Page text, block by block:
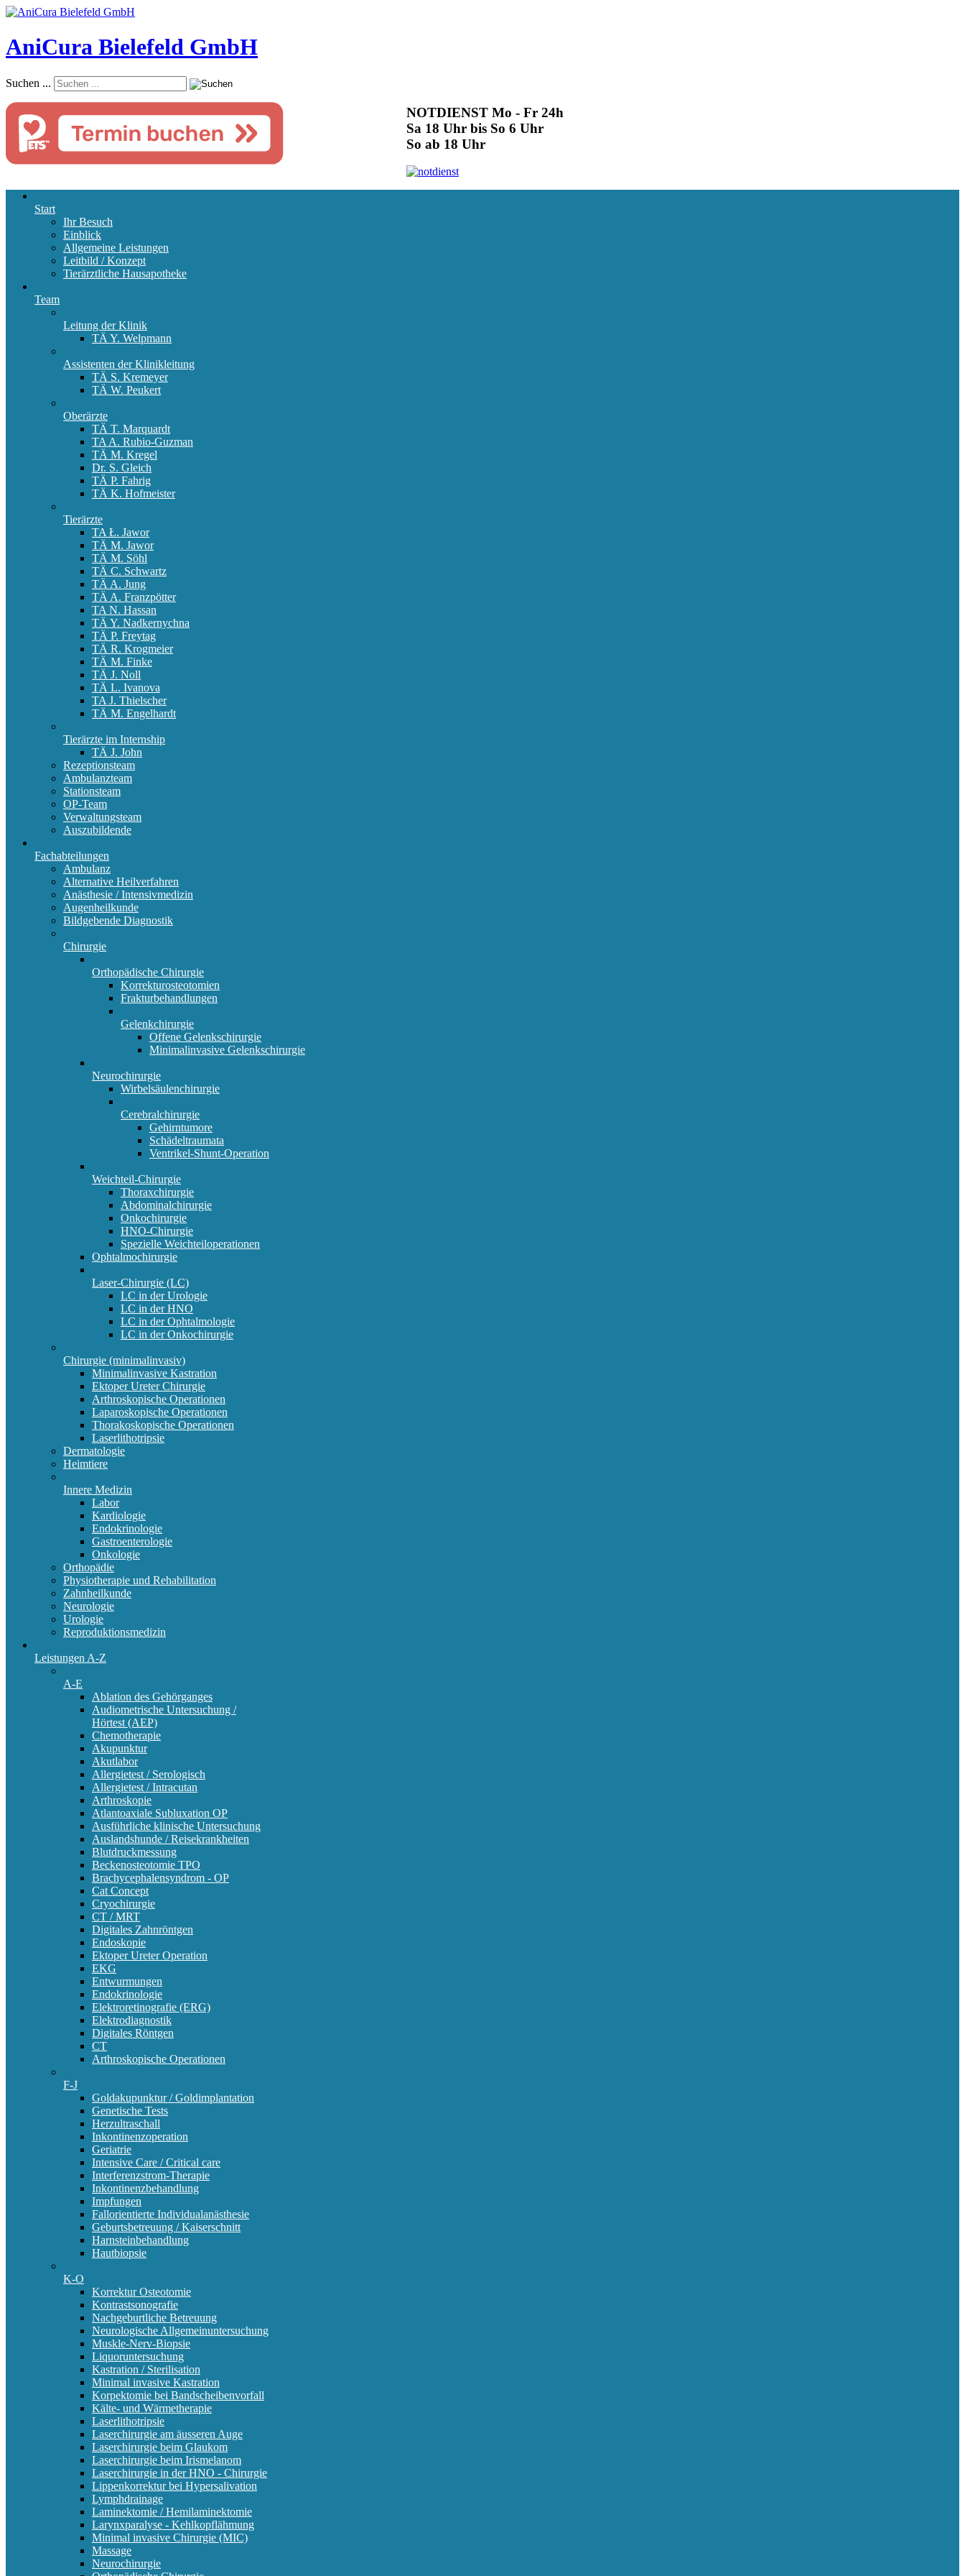
AniCura Bielefeld GmbH
Suchen ...
NOTDIENST Mo - Fr 24h
Sa 18 Uhr bis So 6 Uhr
So ab 18 Uhr
Start
Ihr Besuch
Einblick
Allgemeine Leistungen
Leitbild / Konzept
Tierärztliche Hausapotheke
Team
Leitung der Klinik
TÄ Y. Welpmann
Assistenten der Klinikleitung
TÄ S. Kremeyer
TÄ W. Peukert
Oberärzte
TÄ T. Marquardt
TA A. Rubio-Guzman
TÄ M. Kregel
Dr. S. Gleich
TÄ P. Fahrig
TÄ K. Hofmeister
Tierärzte
TA Ł. Jawor
TÄ M. Jawor
TÄ M. Söhl
TÄ C. Schwartz
TÄ A. Jung
TÄ A. Franzpötter
TA N. Hassan
TÄ Y. Nadkernychna
TÄ P. Freytag
TÄ R. Krogmeier
TÄ M. Finke
TÄ J. Noll
TÄ L. Ivanova
TA J. Thielscher
TÄ M. Engelhardt
Tierärzte im Internship
TÄ J. John
Rezeptionsteam
Ambulanzteam
Stationsteam
OP-Team
Verwaltungsteam
Auszubildende
Fachabteilungen
Ambulanz
Alternative Heilverfahren
Anästhesie / Intensivmedizin
Augenheilkunde
Bildgebende Diagnostik
Chirurgie
Orthopädische Chirurgie
Korrekturosteotomien
Frakturbehandlungen
Gelenkchirurgie
Offene Gelenkschirurgie
Minimalinvasive Gelenkschirurgie
Neurochirurgie
Wirbelsäulenchirurgie
Cerebralchirurgie
Gehirntumore
Schädeltraumata
Ventrikel-Shunt-Operation
Weichteil-Chirurgie
Thoraxchirurgie
Abdominalchirurgie
Onkochirurgie
HNO-Chirurgie
Spezielle Weichteiloperationen
Ophtalmochirurgie
Laser-Chirurgie (LC)
LC in der Urologie
LC in der HNO
LC in der Ophtalmologie
LC in der Onkochirurgie
Chirurgie (minimalinvasiv)
Minimalinvasive Kastration
Ektoper Ureter Chirurgie
Arthroskopische Operationen
Laparoskopische Operationen
Thorakoskopische Operationen
Laserlithotripsie
Dermatologie
Heimtiere
Innere Medizin
Labor
Kardiologie
Endokrinologie
Gastroenterologie
Onkologie
Orthopädie
Physiotherapie und Rehabilitation
Zahnheilkunde
Neurologie
Urologie
Reproduktionsmedizin
Leistungen A-Z
A-E
Ablation des Gehörganges
Audiometrische Untersuchung /
Hörtest (AEP)
Chemotherapie
Akupunktur
Akutlabor
Allergietest / Serologisch
Allergietest / Intracutan
Arthroskopie
Atlantoaxiale Subluxation OP
Ausführliche klinische Untersuchung
Auslandshunde / Reisekrankheiten
Blutdruckmessung
Beckenosteotomie TPO
Brachycephalensyndrom - OP
Cat Concept
Cryochirurgie
CT / MRT
Digitales Zahnröntgen
Endoskopie
Ektoper Ureter Operation
EKG
Entwurmungen
Endokrinologie
Elektroretinografie (ERG)
Elektrodiagnostik
Digitales Röntgen
CT
Arthroskopische Operationen
F-J
Goldakupunktur / Goldimplantation
Genetische Tests
Herzultraschall
Inkontinenzoperation
Geriatrie
Intensive Care / Critical care
Interferenzstrom-Therapie
Inkontinenzbehandlung
Impfungen
Fallorientierte Individualanästhesie
Geburtsbetreuung / Kaiserschnitt
Harnsteinbehandlung
Hautbiopsie
K-O
Korrektur Osteotomie
Kontrastsonografie
Nachgeburtliche Betreuung
Neurologische Allgemeinuntersuchung
Muskle-Nerv-Biopsie
Liquoruntersuchung
Kastration / Sterilisation
Minimal invasive Kastration
Korpektomie bei Bandscheibenvorfall
Kälte- und Wärmetherapie
Laserlithotripsie
Laserchirurgie am äusseren Auge
Laserchirurgie beim Glaukom
Laserchirurgie beim Irismelanom
Laserchirurgie in der HNO - Chirurgie
Lippenkorrektur bei Hypersalivation
Lymphdrainage
Laminektomie / Hemilaminektomie
Larynxparalyse - Kehlkopflähmung
Minimal invasive Chirurgie (MIC)
Massage
Neurochirurgie